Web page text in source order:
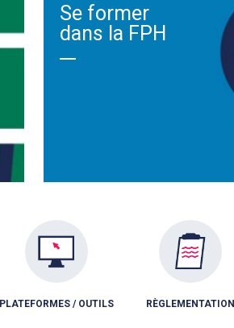
Se former
dans la FPH
PLATEFORMES / OUTILS RÈGLEMENTATION